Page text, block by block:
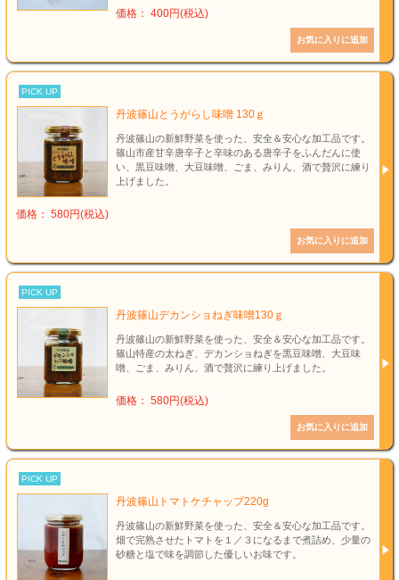
価格： 400円(税込)
PICK UP
丹波篠山とうがらし味噌 130ｇ
丹波篠山の新鮮野菜を使った、安全＆安心な加工品です。
篠山市産甘辛唐辛子と辛味のある唐辛子をふんだんに使
い、黒豆味噌、大豆味噌、ごま、みりん、酒で贅沢に練り
上げました。
価格： 580円(税込)
PICK UP
丹波篠山デカンショねぎ味噌130ｇ
丹波篠山の新鮮野菜を使った、安全＆安心な加工品です。
篠山特産の太ねぎ、デカンショねぎを黒豆味噌、大豆味
噌、ごま、みりん、酒で贅沢に練り上げました。
価格： 580円(税込)
PICK UP
丹波篠山トマトケチャップ220g
丹波篠山の新鮮野菜を使った、安全＆安心な加工品です。
畑で完熟させたトマトを１／３になるまで煮詰め、少量の
砂糖と塩で味を調節した優しいお味です。